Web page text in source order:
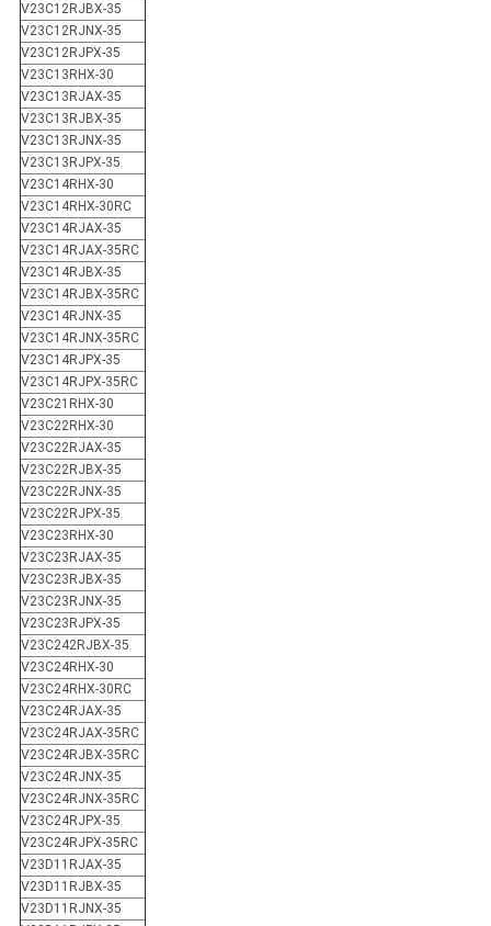
V23C12RJBX-35
V23C12RJNX-35
V23C12RJPX-35
V23C13RHX-30
V23C13RJAX-35
V23C13RJBX-35
V23C13RJNX-35
V23C13RJPX-35
V23C14RHX-30
V23C14RHX-30RC
V23C14RJAX-35
V23C14RJAX-35RC
V23C14RJBX-35
V23C14RJBX-35RC
V23C14RJNX-35
V23C14RJNX-35RC
V23C14RJPX-35
V23C14RJPX-35RC
V23C21RHX-30
V23C22RHX-30
V23C22RJAX-35
V23C22RJBX-35
V23C22RJNX-35
V23C22RJPX-35
V23C23RHX-30
V23C23RJAX-35
V23C23RJBX-35
V23C23RJNX-35
V23C23RJPX-35
V23C242RJBX-35
V23C24RHX-30
V23C24RHX-30RC
V23C24RJAX-35
V23C24RJAX-35RC
V23C24RJBX-35RC
V23C24RJNX-35
V23C24RJNX-35RC
V23C24RJPX-35
V23C24RJPX-35RC
V23D11RJAX-35
V23D11RJBX-35
V23D11RJNX-35